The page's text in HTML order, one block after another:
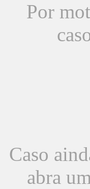
Por
Caso
abra